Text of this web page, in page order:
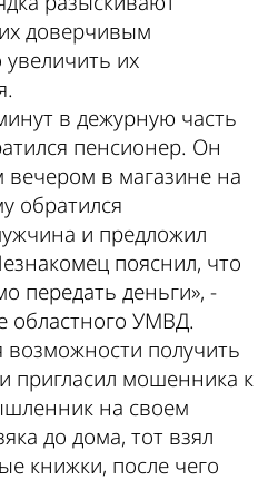
доверчивым
их
в дежурную часть
пенсионер. Он
в магазине на
обратился
и предложил
пояснил, что
передать деньги», -
областного УМВД.
получить
пригласил мошенника к
на своем
до дома, тот взял
книжки, после чего